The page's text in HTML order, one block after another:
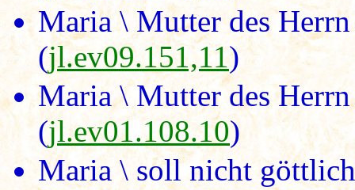
Maria \ Mutter des
(jl.ev09.151,11)
Maria \ Mutter des
(jl.ev01.108.10)
Maria \ soll nicht